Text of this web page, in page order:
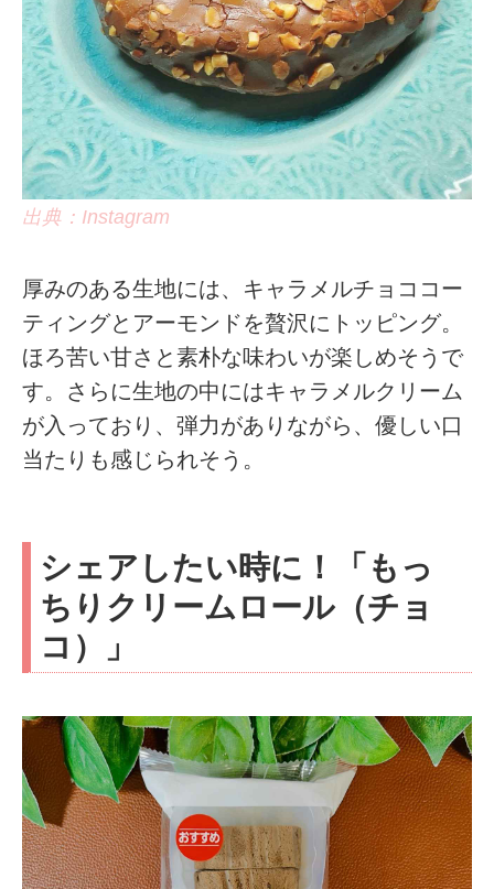
出典：Instagram
厚みのある生地には、キャラメルチョココー
ティングとアーモンドを贅沢にトッピング。
ほろ苦い甘さと素朴な味わいが楽しめそうで
す。さらに生地の中にはキャラメルクリーム
が入っており、弾力がありながら、優しい口
当たりも感じられそう。
シェアしたい時に！「もっ
ちりクリームロール（チョ
コ）」